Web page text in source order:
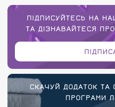
ПІДПИСУЙТЕСЬ НА
ТА ДІЗНАВАЙТЕСЯ
СКАЧУЙ ДОДАТОК ТА
ПРОГРАМИ